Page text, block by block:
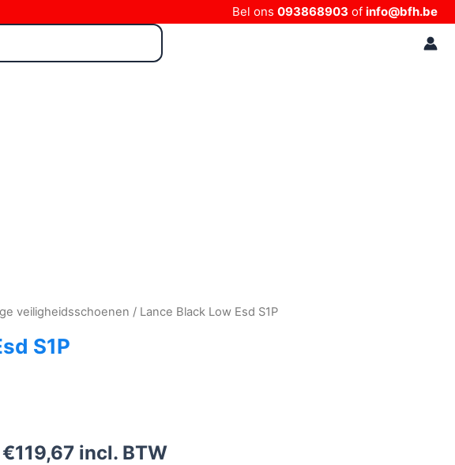
Bel ons 093868903 of info@bfh.be
veiligheidsschoenen / Lance Black Low Esd S1P
S1P
€119,67incl. BTW